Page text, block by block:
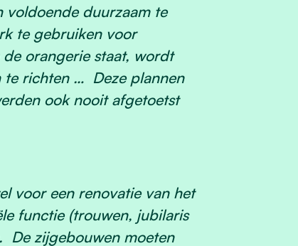
voldoende duurzaam te
te gebruiken voor
orangerie staat, wordt
te richten … Deze plannen
ook nooit afgetoetst
voor een renovatie van het
functie (trouwen, jubilaris
De zijgebouwen moeten